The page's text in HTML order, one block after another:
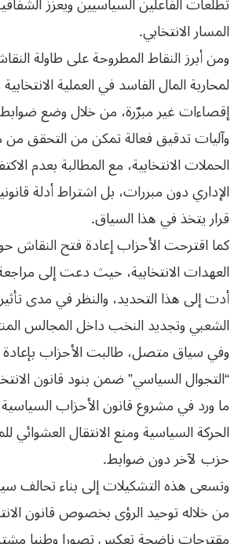
المسار الانتخابي.
ومن أبرز النقاط المطروحة على طاولة
لمحاربة المال الفاسد في العملية
إقصاءات غير مبرّرة، من خلال وضع
وآليات تدقيق فعالة تمكن من التحقق
الحملات الانتخابية، مع المطالبة بعدم
الإداري دون مبررات، بل اشتراط أدلة
قرار يتخذ في هذا السياق.
كما اقترحت الأحزاب إعادة فتح النقاش
العهدات الانتخابية، حيث دعت إلى
أدت إلى هذا التحديد، والنظر في مدى
الشعبي وتجديد النخب داخل المجالس
وفي سياق متصل، طالبت الأحزاب بإعادة
“التجوال السياسي” ضمن بنود قانون
ما ورد في مشروع قانون الأحزاب
الحركة السياسية ومنع الانتقال العشوائي
حزب لآخر دون ضوابط.
وتسعى هذه التشكيلات إلى بناء تحالف
من خلاله توحيد الرؤى بخصوص قانون